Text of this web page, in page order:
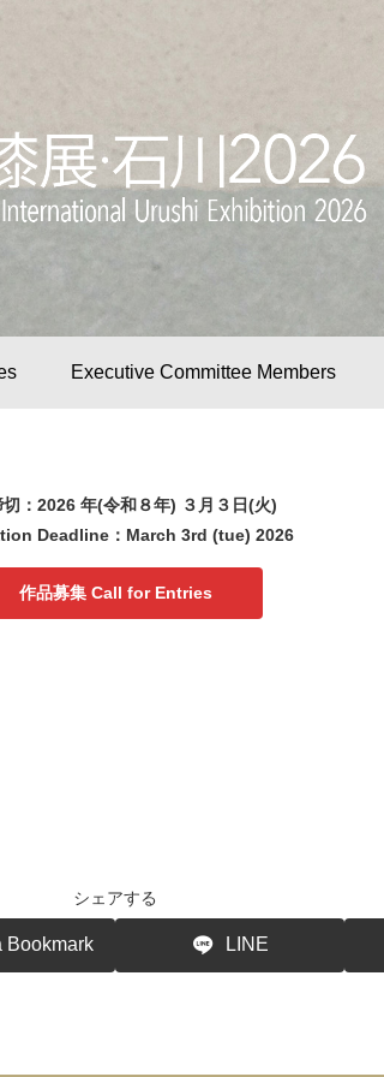
Executive Committee Members
切：2026 年(令和８年) ３月３日(火)
Deadline：March 3rd (tue) 2026
作品募集 Call for Entries
シェアする
Bookmark LINE